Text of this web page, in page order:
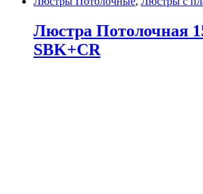
Люстра Потолочная
SBK+CR